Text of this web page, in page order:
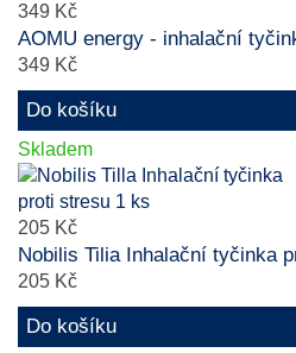
349 Kč
AOMU energy - inhalační
349 Kč
Do košíku
Skladem
205 Kč
Nobilis Tilia Inhalační tyčinka
205 Kč
Do košíku